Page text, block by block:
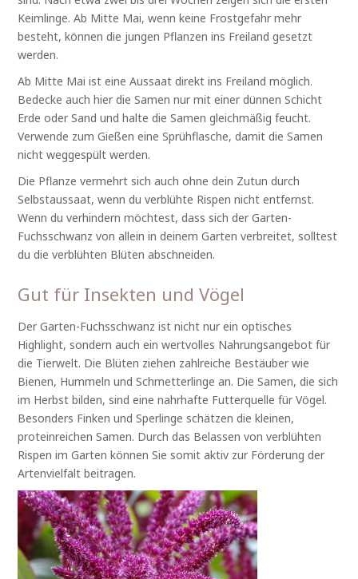
Keimlinge. Ab Mitte Mai, wenn keine Frostgefahr mehr
besteht, können die jungen Pflanzen ins Freiland gesetzt
werden.
Ab Mitte Mai ist eine Aussaat direkt ins Freiland möglich.
Bedecke auch hier die Samen nur mit einer dünnen Schicht
Erde oder Sand und halte die Samen gleichmäßig feucht.
Verwende zum Gießen eine Sprühflasche, damit die Samen
nicht weggespült werden.
Die Pflanze vermehrt sich auch ohne dein Zutun durch
Selbstaussaat, wenn du verblühte Rispen nicht entfernst.
Wenn du verhindern möchtest, dass sich der Garten-
Fuchsschwanz von allein in deinem Garten verbreitet, solltest
du die verblühten Blüten abschneiden.
Gut für Insekten und Vögel
Der Garten-Fuchsschwanz ist nicht nur ein optisches
Highlight, sondern auch ein wertvolles Nahrungsangebot für
die Tierwelt. Die Blüten ziehen zahlreiche Bestäuber wie
Bienen, Hummeln und Schmetterlinge an. Die Samen, die sich
im Herbst bilden, sind eine nahrhafte Futterquelle für Vögel.
Besonders Finken und Sperlinge schätzen die kleinen,
proteinreichen Samen. Durch das Belassen von verblühten
Rispen im Garten können Sie somit aktiv zur Förderung der
Artenvielfalt beitragen.